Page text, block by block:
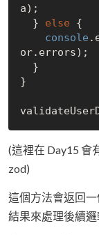
a);
  }
else {
console
or.errors);
}
(這裡在 Day15 會
zod)
這個方法會返回
結果來處理後續邏